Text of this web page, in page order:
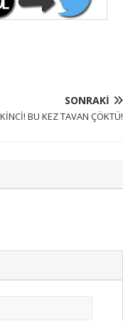
SONRAKI
BU KEZ TAVAN ÇÖKTÜ!